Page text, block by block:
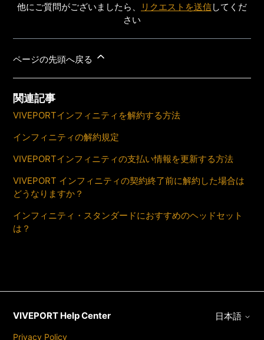
他にご質問がございましたら、 リクエストを送信してくだ
さい
ページの先頭へ戻る
関連記事
VIVEPORTインフィニティを解約する方法
インフィニティの解約規定
VIVEPORTインフィニティの支払い情報を更新する方法
VIVEPORT インフィニティの契約終了前に解約した場合は
どうなりますか？
インフィニティ・スタンダードにおすすめのヘッドセット
は？
VIVEPORT Help Center
Privacy Policy
日本語